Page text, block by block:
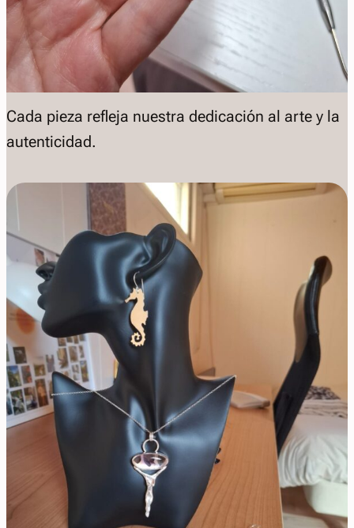
Cada pieza refleja nuestra dedicación al arte y la
autenticidad.